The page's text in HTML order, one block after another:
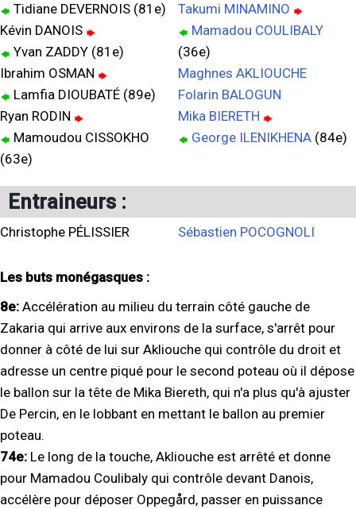
Tidiane DEVERNOIS (81e)
Kévin DANOIS
Yvan ZADDY (81e)
Ibrahim OSMAN
Lamfia DIOUBATÉ (89e)
Ryan RODIN
Mamoudou CISSOKHO
(63e)
Takumi MINAMINO
Mamadou COULIBALY
(36e)
Maghnes AKLIOUCHE
Folarin BALOGUN
Mika BIERETH
George ILENIKHENA (84e)
Entraineurs :
Christophe PÉLISSIER Sébastien POCOGNOLI
Les buts monégasques :
8e: Accélération au milieu du terrain côté gauche de
Zakaria qui arrive aux environs de la surface, s'arrêt pour
donner à côté de lui sur Akliouche qui contrôle du droit et
adresse un centre piqué pour le second poteau où il dépose
le ballon sur la tête de Mika Biereth, qui n'a plus qu'à ajuster
De Percin, en le lobbant en mettant le ballon au premier
poteau.
74e: Le long de la touche, Akliouche est arrêté et donne
pour Mamadou Coulibaly qui contrôle devant Danois,
accélère pour déposer Oppegård, passer en puissance